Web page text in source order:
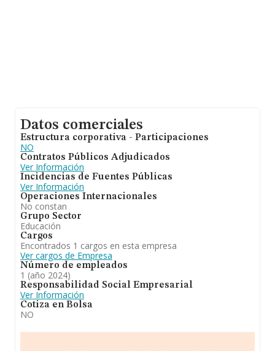
Datos comerciales
Estructura corporativa - Participaciones
NO
Contratos Públicos Adjudicados
Ver Información
Incidencias de Fuentes Públicas
Ver Información
Operaciones Internacionales
No constan
Grupo Sector
Educación
Cargos
Encontrados 1 cargos en esta empresa
Ver cargos de Empresa
Número de empleados
1 (año 2024)
Responsabilidad Social Empresarial
Ver Información
Cotiza en Bolsa
NO